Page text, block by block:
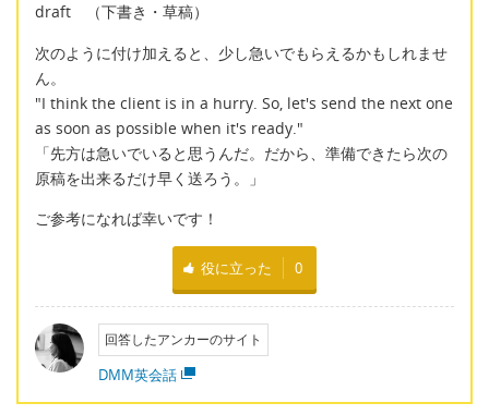
draft （下書き・草稿）
次のように付け加えると、少し急いでもらえるかもしれませ
ん。
"I think the client is in a hurry. So, let's send the next one
as soon as possible when it's ready."
「先方は急いでいると思うんだ。だから、準備できたら次の
原稿を出来るだけ早く送ろう。」
ご参考になれば幸いです！
役に立った 0
回答したアンカーのサイト
DMM英会話